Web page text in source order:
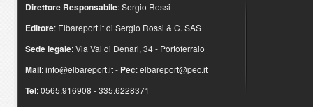
Direttore Responsabile: Sergio Rossi
Editore: Elbareport.it di Sergio Rossi & C. SAS
Sede legale: Via Val di Denari, 34 - Portoferraio
Mail:info@elbareport.it- Pec:elbareport@pec.it
Tel: 0565.916908 - 335.6228371